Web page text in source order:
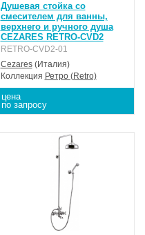
Душевая стойка со
смесителем для ванны,
верхнего и ручного душа
CEZARES RETRO-CVD2
RETRO-CVD2-01
Cezares(Италия)
Коллекция Ретро (Retro)
цена
по запросу